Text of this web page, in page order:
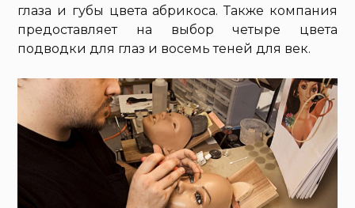
глаза и губы цвета абрикоса. Также компания
предоставляет на выбор четыре цвета
подводки для глаз и восемь теней для век.